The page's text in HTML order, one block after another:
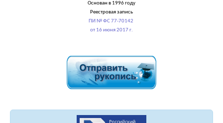
Основан в 1996 году
Реестровая запись
ПИ № ФС 77-70142
от 16 июня 2017 г.